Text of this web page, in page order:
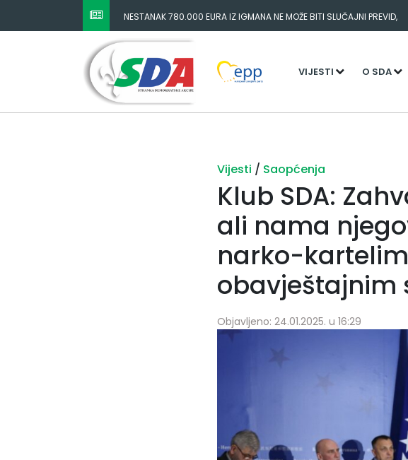
NESTANAK 780.000 EURA IZ IGMANA NE MOŽE BITI SLUČAJNI PREVID,
ODGOVORNOST MORAJU SNOSITI VLADA FBIH I NJENI KADROVI
VIJESTI O SDA
Vijesti / Saopćenja
Klub SDA:
ali nama
narko-
obavještajnim
Objavljeno: 24.01.2025. u 16:29